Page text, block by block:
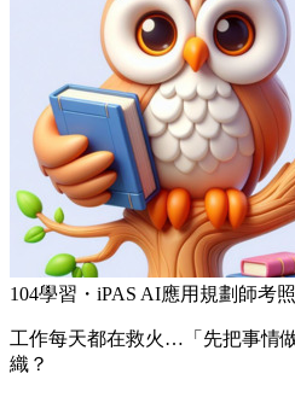
104學習・iPAS AI應用規劃師考
工作每天都在救火…「先把事情
織？